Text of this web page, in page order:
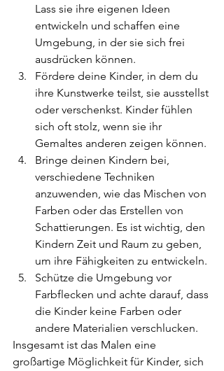
Lass sie ihre eigenen Ideen
entwickeln und schaffen eine
Umgebung, in der sie sich frei
ausdrücken können.
Fördere deine Kinder, in dem du
ihre Kunstwerke teilst, sie ausstellst
oder verschenkst. Kinder fühlen
sich oft stolz, wenn sie ihr
Gemaltes anderen zeigen können.
Bringe deinen Kindern bei,
verschiedene Techniken
anzuwenden, wie das Mischen von
Farben oder das Erstellen von
Schattierungen. Es ist wichtig, den
Kindern Zeit und Raum zu geben,
um ihre Fähigkeiten zu entwickeln.
Schütze die Umgebung vor
Farbflecken und achte darauf, dass
die Kinder keine Farben oder
andere Materialien verschlucken.
Insgesamt ist das Malen eine
großartige Möglichkeit für Kinder, sich